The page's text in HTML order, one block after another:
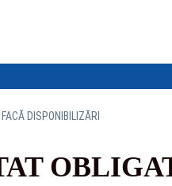
DISPONIBILIZĂRI